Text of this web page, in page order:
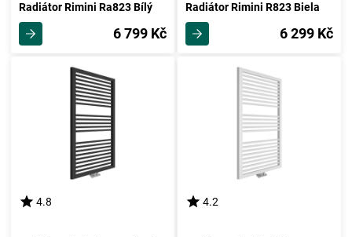
Radiátor Rimini Ra823 Bílý
6 799 Kč
Radiátor Rimini R823 Biela
6 299 Kč
4.8 4.2